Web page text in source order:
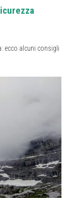
ecco alcuni consigli